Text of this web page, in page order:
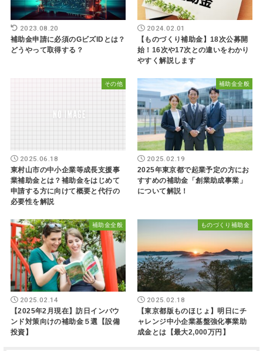
2023.08.20
補助金申請に必須のGビズIDとは？
どうやって取得する？
2024.02.01
【ものづくり補助金】18次公募開
始！16次や17次との違いをわかり
やすく解説します
その他
2025.06.18
東村山市の中小企業等成長支援事
業補助金とは？補助金をはじめて
申請する方に向けて概要と代行の
必要性を解説
補助金全般
2025.02.19
2025年東京都で起業予定の方にお
すすめの補助金「創業助成事業」
について解説！
補助金全般
2025.02.14
【2025年2月現在】訪日インバウ
ンド対策向けの補助金５選【設備
投資】
ものづくり補助金
2025.02.18
【東京都版ものほじょ】明日にチ
ャレンジ中小企業基盤強化事業助
成金とは【最大2,000万円】